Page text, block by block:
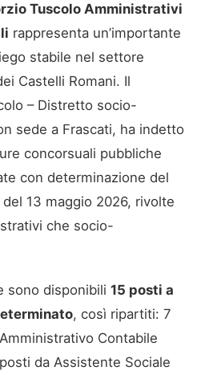
Tuscolo Amministrativi
rappresenta un’importante
stabile nel settore
Castelli Romani. Il
– Distretto socio-
sede a Frascati, ha indetto
concorsuali pubbliche
con determinazione del
13 maggio 2026, rivolte
che socio-
sono disponibili 15 posti a
, così ripartiti: 7
Contabile
da Assistente Sociale